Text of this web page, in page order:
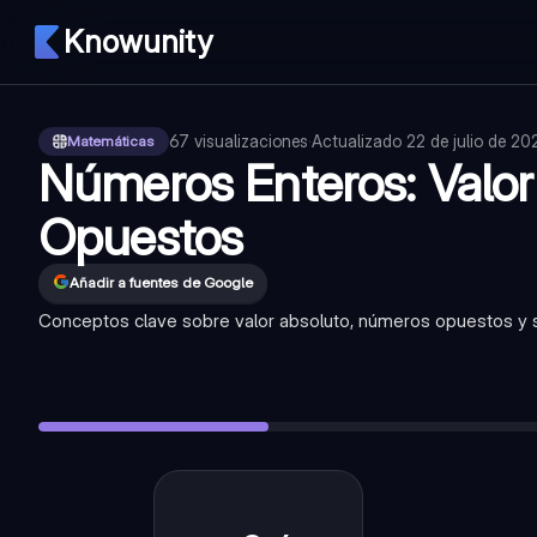
Knowunity
Matemáticas 67 visualizaciones·Actualizado 22 de julio de
Números Enteros:
Opuestos
Añadir a fuentes de Google
Conceptos clave sobre valor absoluto, números opuestos y
¿Qué es el valor absoluto de un número?
¿Cómo se representa el valor absoluto de un número?
¿Cuál es el valor absoluto de -5?
El valor absoluto de -5